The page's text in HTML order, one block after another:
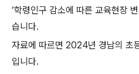
‘학령인구 감소에 따른 교육현장
습니다.
자료에 따르면 2024년 경남의 초
입니다.